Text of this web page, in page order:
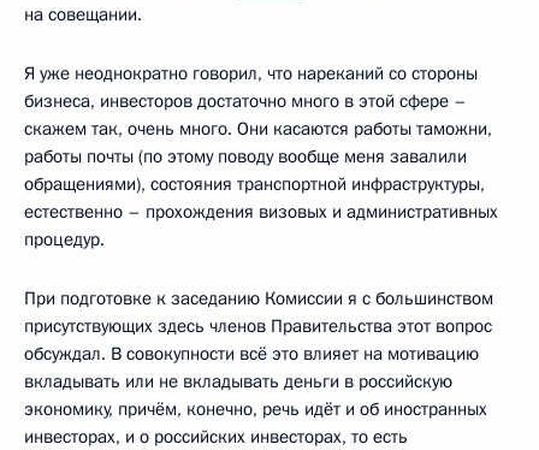
на совещании.
Я уже неоднократно говорил, что нареканий со стороны
бизнеса, инвесторов достаточно много в этой сфере –
скажем так, очень много. Они касаются работы таможни,
работы почты (по этому поводу вообще меня завалили
обращениями), состояния транспортной инфраструктуры,
естественно – прохождения визовых и административных
процедур.
При подготовке к заседанию Комиссии я с большинством
присутствующих здесь членов Правительства этот вопрос
обсуждал. В совокупности всё это влияет на мотивацию
вкладывать или не вкладывать деньги в российскую
экономику, причём, конечно, речь идёт и об иностранных
инвесторах, и о российских инвесторах, то есть